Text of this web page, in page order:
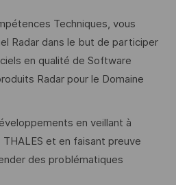
Techniques, vous
Radar dans le but de participer
en qualité de Software
Radar pour le Domaine
en veillant à
et en faisant preuve
des problématiques